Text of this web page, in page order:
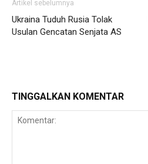
Artikel sebelumnya
Ukraina Tuduh Rusia Tolak
Usulan Gencatan Senjata AS
TINGGALKAN KOMENTAR